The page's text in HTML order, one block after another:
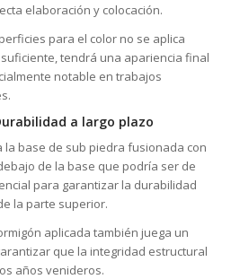
elaboración y colocación.
para el color no se aplica
tendrá una apariencia final
notable en trabajos
a largo plazo
la base de sub piedra fusionada con
de la base que podría ser de
para garantizar la durabilidad
la parte superior.
aplicada también juega un
que la integridad estructural
años venideros.